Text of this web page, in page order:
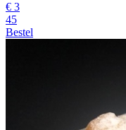
€ 3
45
Bestel